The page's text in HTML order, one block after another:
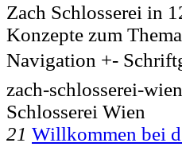
Zach Schlosserei in
Konzepte zum
Navigation +-
zach-schlosserei-
Schlosserei Wien
21 Willkommen bei